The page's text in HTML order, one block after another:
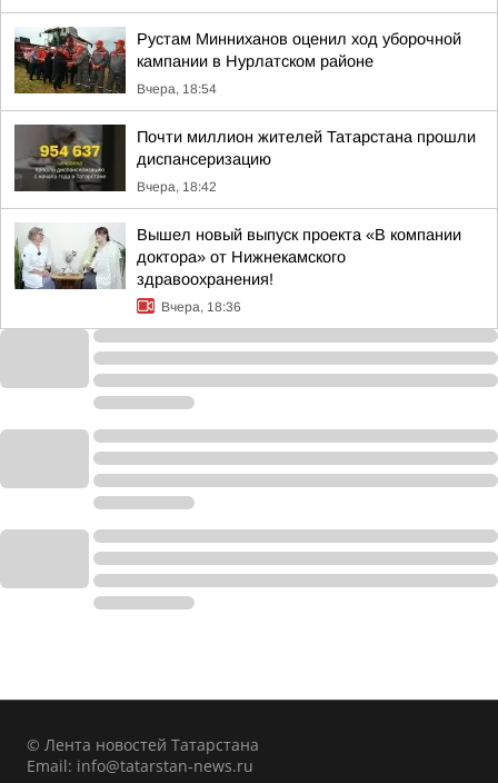
Рустам Минниханов оценил ход уборочной
кампании в Нурлатском районе
Вчера, 18:54
Почти миллион жителей Татарстана прошли
диспансеризацию
Вчера, 18:42
Вышел новый выпуск проекта «В компании
доктора» от Нижнекамского
здравоохранения!
Вчера, 18:36
© Лента новостей Татарстана
Email: info@tatarstan-news.ru